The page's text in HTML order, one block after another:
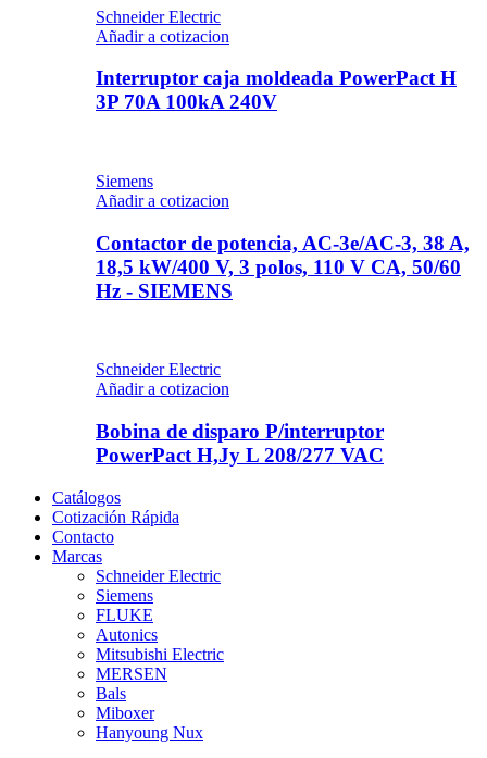
Schneider Electric
Añadir a cotizacion
Interruptor caja moldeada PowerPact H
3P 70A 100kA 240V
Siemens
Añadir a cotizacion
Contactor de potencia, AC-3e/AC-3, 38 A,
18,5 kW/400 V, 3 polos, 110 V CA, 50/60
Hz - SIEMENS
Schneider Electric
Añadir a cotizacion
Bobina de disparo P/interruptor
PowerPact H,Jy L 208/277 VAC
Catálogos
Cotización Rápida
Contacto
Marcas
Schneider Electric
Siemens
FLUKE
Autonics
Mitsubishi Electric
MERSEN
Bals
Miboxer
Hanyoung Nux